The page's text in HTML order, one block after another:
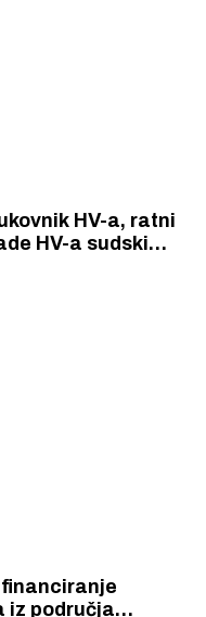
HV-a, ratni
HV-a sudski
Drniša
iz područja